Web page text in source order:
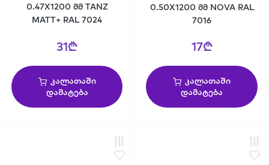
0.47X1200 მმ TANZ
MATT+ RAL 7024
31₾
კალათაში
დამატება
0.50X1200 მმ NOVA RAL
7016
17₾
კალათაში
დამატება